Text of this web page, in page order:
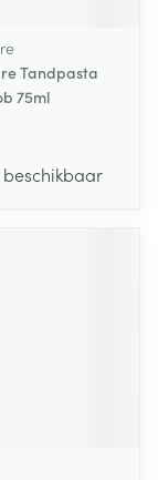
Tandpasta
75ml